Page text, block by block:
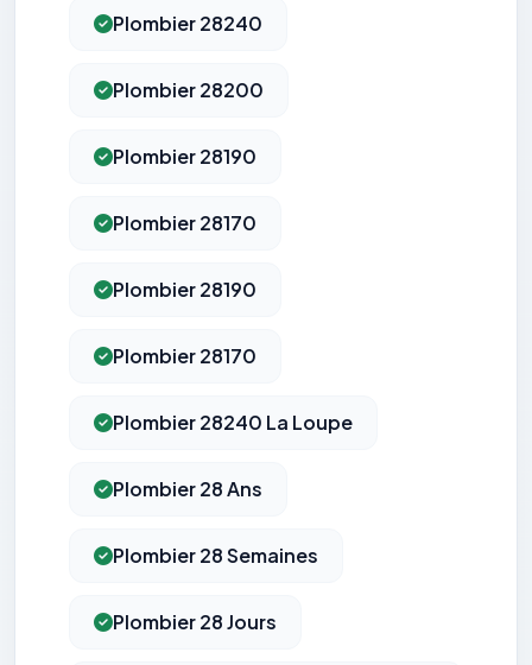
Plombier 28240
Plombier 28200
Plombier 28190
Plombier 28170
Plombier 28190
Plombier 28170
Plombier 28240 La Loupe
Plombier 28 Ans
Plombier 28 Semaines
Plombier 28 Jours